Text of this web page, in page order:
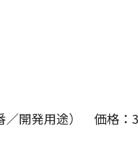
開発用途） 価格：